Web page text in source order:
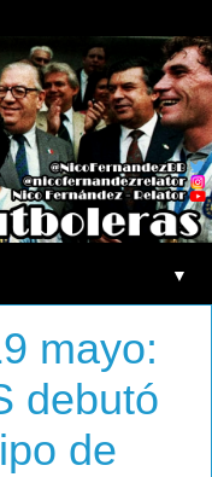
▼
mayo:
debutó
de